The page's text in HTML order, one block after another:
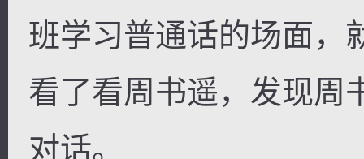
班学习普通话的场面，
看了看周书遥，发现周
对话。